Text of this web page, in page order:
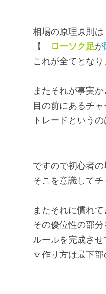
相場の原理原則は
【
ローソク足が
これが全てとなり
またそれが事実
目の前にあるチ
トレードという
ですので初心者の
そこを意識して
またそれに慣れ
その優位性の部
ルールを完成させ
🔽作り方は最下部